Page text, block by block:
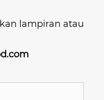
lampiran atau